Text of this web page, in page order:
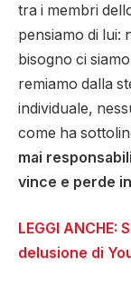
tra i membri
pensiamo di lui:
bisogno ci
remiamo dalla
individuale,
come ha
mai
vince e perde
LEGGI ANCHE:
delusione di